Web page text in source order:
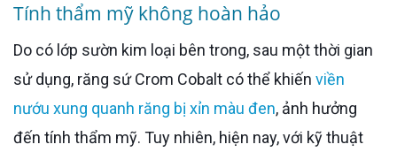
Tính thẩm mỹ không hoàn hảo
Do có lớp sườn kim loại bên trong, sau một thời gian
sử dụng, răng sứ Crom Cobalt có thể khiến viền
nướu xung quanh răng bị xỉn màu đen, ảnh hưởng
đến tính thẩm mỹ. Tuy nhiên, hiện nay, với kỹ thuật